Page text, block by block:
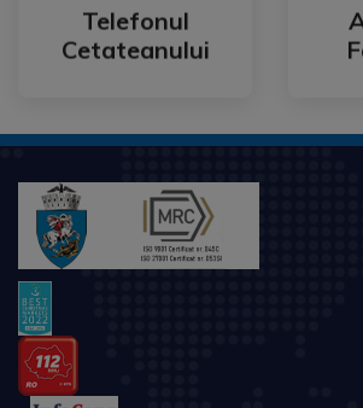
Telefonul
Cetateanului
Telefonul
Cetateanului